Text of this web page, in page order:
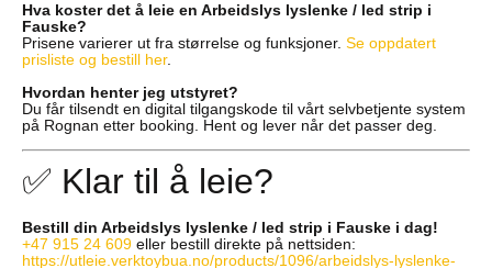
Hva koster det å leie en Arbeidslys lyslenke / led strip i
Fauske?
Prisene varierer ut fra størrelse og funksjoner. Se oppdatert
prisliste og bestill her.
Hvordan henter jeg utstyret?
Du får tilsendt en digital tilgangskode til vårt selvbetjente system
på Rognan etter booking. Hent og lever når det passer deg.
✅ Klar til å leie?
Bestill din Arbeidslys lyslenke / led strip i Fauske i dag!
+47 915 24 609 eller bestill direkte på nettsiden:
https://utleie.verktoybua.no/products/1096/arbeidslys-lyslenke-